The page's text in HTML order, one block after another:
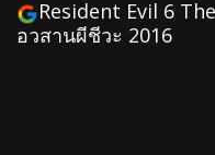
Resident Evil 6
อวสานผีชีวะ 2016